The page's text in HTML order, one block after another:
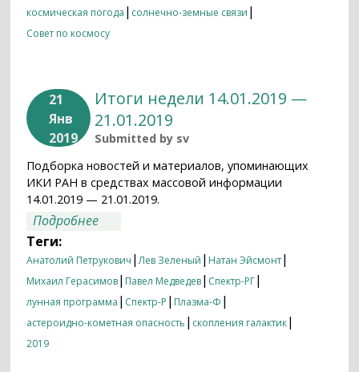
космическая погода | солнечно-земные связи |
Совет по космосу
21
Янв
2019
Итоги недели 14.01.2019 —
21.01.2019
Submitted by sv
Подборка новостей и материалов, упоминающих
ИКИ РАН в средствах массовой информации
14.01.2019 — 21.01.2019.
Подробнее
Теги:
Анатолий Петрукович |Лев Зеленый | Натан Эйсмонт|
Михаил Герасимов| Павел Медведев| Спектр-РГ|
лунная программа | Спектр-Р | Плазма-Ф |
астероидно-кометная опасность | скопления галактик|
2019